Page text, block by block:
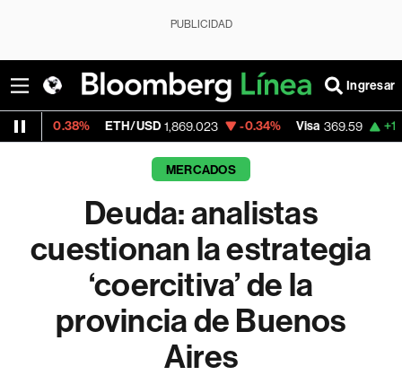
PUBLICIDAD
Ingresar
ETH/USD 1,869.023 -0.34% Visa 369.59 +1.07%
MERCADOS
Deuda: analistas
cuestionan la estrategia
‘coercitiva’ de la
provincia de Buenos
Aires